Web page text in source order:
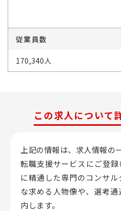
従業員数
170,340人
この求人について
上記の情報は、求人情報の
転職支援サービスにご登
に精通した専門のコンサル
な求める人物像や、選考
内します。